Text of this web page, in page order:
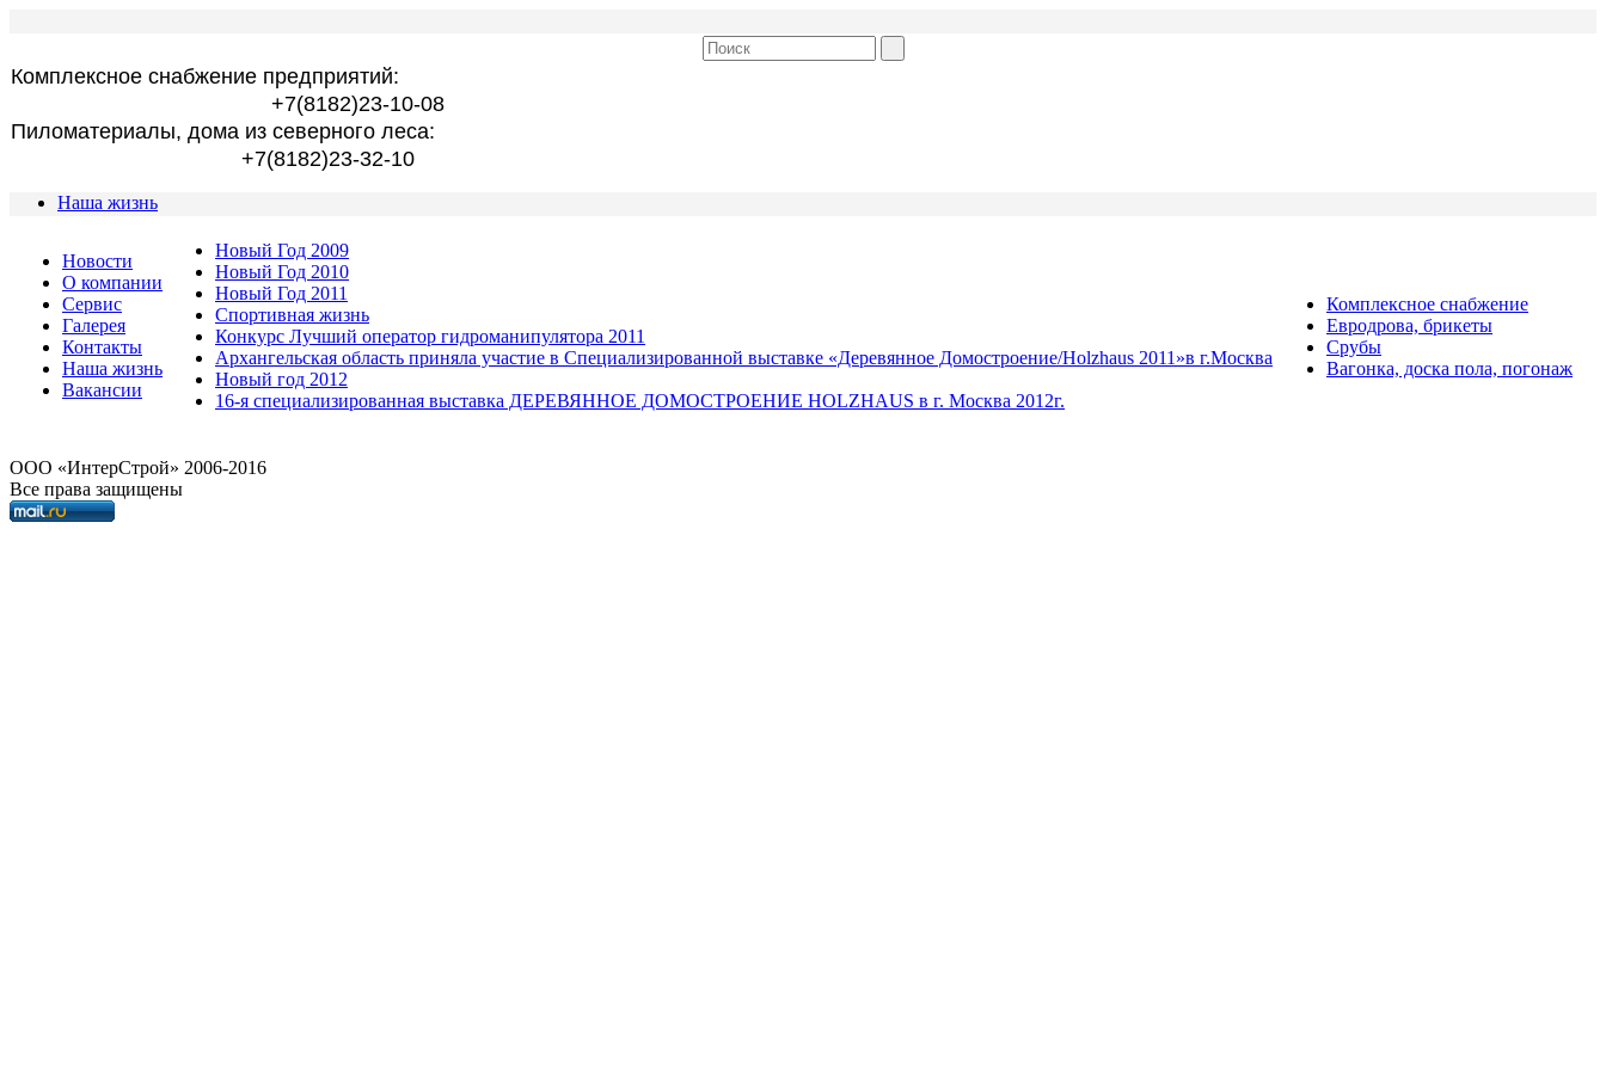
Комплексное снабжение предприятий:
+7(8182)23-10-08
Пиломатериалы, дома из северного леса:
+7(8182)23-32-10
Наша жизнь
Новости
О компании
Сервис
Галерея
Контакты
Наша жизнь
Вакансии
Новый Год 2009
Новый Год 2010
Новый Год 2011
Спортивная жизнь
Конкурс Лучший оператор гидроманипулятора 2011
Архангельская область приняла участие в Специализированной выставке «Деревянное Домостроение/Holzhaus 2011»в г.Москва
Новый год 2012
16-я специализированная выставка ДЕРЕВЯННОЕ ДОМОСТРОЕНИЕ HOLZHAUS в г. Москва 2012г.
Комплексное снабжение
Евродрова, брикеты
Срубы
Вагонка, доска пола, погонаж
OOO «ИнтерСтрой» 2006-2016
Все права защищены